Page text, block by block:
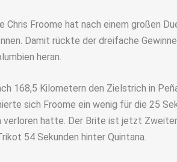
Chris Froome hat nach einem großen
Damit rückte der dreifache
heran.
168,5 Kilometern den Zielstrich in
sich Froome ein wenig für die 25
verloren hatte. Der Brite ist jetzt
54 Sekunden hinter Quintana.